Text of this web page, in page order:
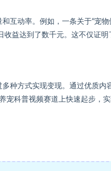
互动率。例如，一条关于“宠物
收益达到了数千元。这不仅证明
种方式实现变现。通过优质内
宠科普视频赛道上快速起步，